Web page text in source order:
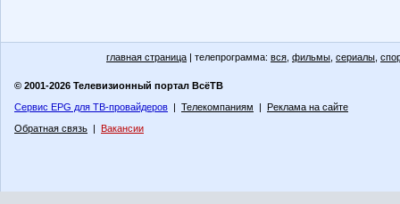
главная страница | телепрограмма: вся фильмы сериалы
© 2001-2026 Телевизионный портал ВсёТВ
Сервис EPG для ТВ-провайдеров | Телекомпаниям | Реклама на сайте
Обратная связь | Вакансии